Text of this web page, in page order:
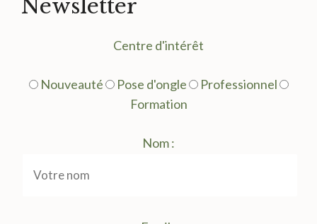
Newsletter
Centre d'intérêt
Nouveauté Pose d'ongle
Professionnel
Formation
Nom :